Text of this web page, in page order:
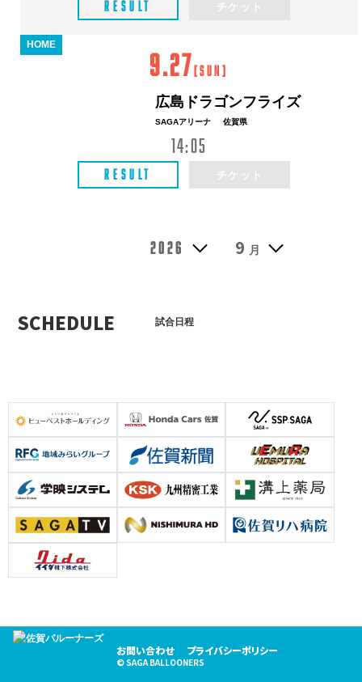
RESULT チケット
HOME
9.27 [Sun]
広島ドラゴンフライズ
SAGAアリーナ 佐賀県
14:05
RESULT チケット
2026 9 月
SCHEDULE 試合日程
お問い合わせ プライバシーポリシー
© SAGA BALLOONERS